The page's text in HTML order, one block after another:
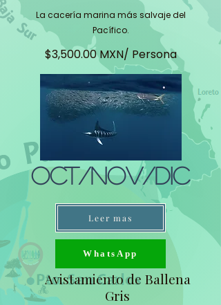
La cacería marina más salvaje del
Pacífico.
$3,500.00 MXN/ Persona
Oct/Nov/Dic
Leer mas
WhatsApp
Avistamiento de Ballena
Gris